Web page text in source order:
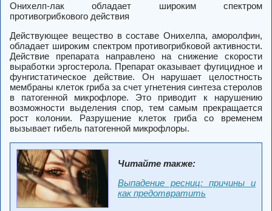
Онихелп-лак обладает широким спектром
противогрибкового действия
Действующее вещество в составе Онихелпа, аморолфин,
обладает широким спектром противогрибковой активности.
Действие препарата направлено на снижение скорости
выработки эргостерола. Препарат оказывает фугицидное и
фунгистатическое действие. Он нарушает целостность
мембраны клеток гриба за счет угнетения синтеза стеролов
в патогенной микрофлоре. Это приводит к нарушению
возможности выделения спор, тем самым прекращается
рост колонии. Разрушение клеток гриба со временем
вызывает гибель патогенной микрофлоры.
Читайте также:
Выпадение ресниц: причины и
как предотвратить